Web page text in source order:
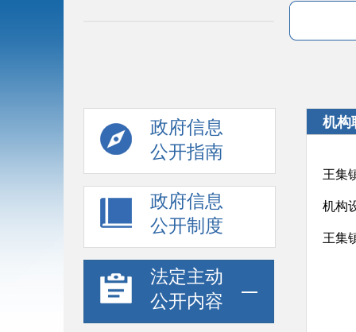
政府信息
公开指南
政府信息
公开制度
法定主动
公开内容
机构
王集
机构
王集